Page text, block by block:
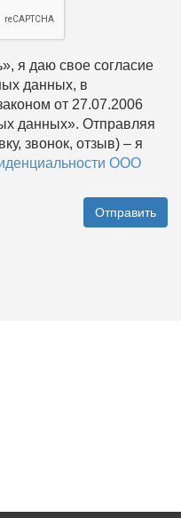
я даю свое согласие
данных, в
от 27.07.2006
данных». Отправляя
звонок, отзыв) – я
ООО
Отправить